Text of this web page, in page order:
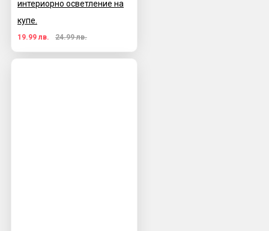
интериорно осветление на
купе.
19.99 лв. 24.99 лв.